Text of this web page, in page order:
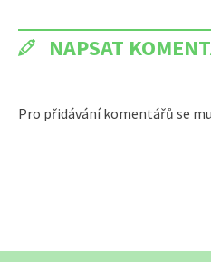
NAPSAT
Pro přidávání komentářů se